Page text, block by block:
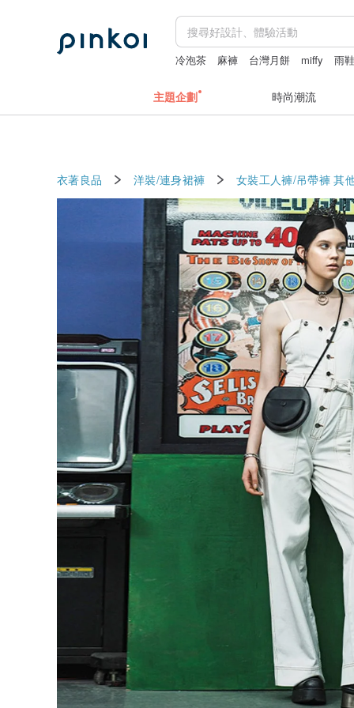
冷泡茶 麻褲 台灣月餅 miffy 雨
主題企劃 時尚潮流
衣著良品 洋裝/連身裙褲 女裝工人褲/吊帶褲 其